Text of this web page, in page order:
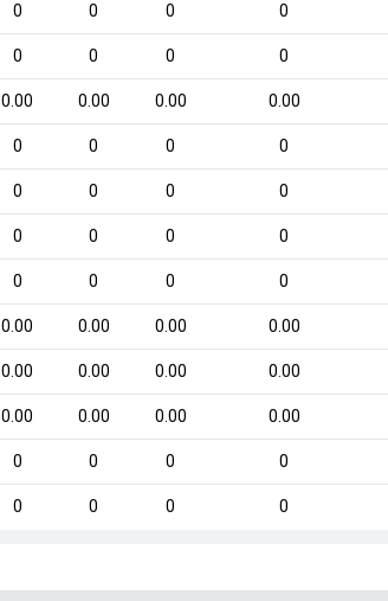
0 0 0 0
0 0 0 0
0.00 0.00 0.00 0.00
0 0 0 0
0 0 0 0
0 0 0 0
0 0 0 0
0.00 0.00 0.00 0.00
0.00 0.00 0.00 0.00
0.00 0.00 0.00 0.00
0 0 0 0
0 0 0 0